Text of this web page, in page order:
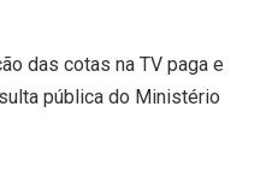
das cotas na TV paga e
pública do Ministério